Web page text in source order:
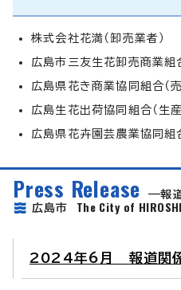
株式会社花満（卸売業者）
広島市三友生花卸売商業組
広島県花き商業協同組合（
広島生花出荷協同組合（生産
広島県花卉園芸農業協同組
Press Release
報
広島市 The City of
2024年6月 報道関